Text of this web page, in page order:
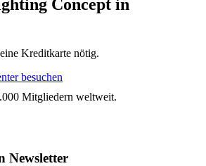
Concept in
Kreditkarte nötig.
besuchen
Mitgliedern weltweit.
Newsletter